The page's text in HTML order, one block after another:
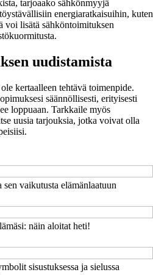
tarjoaako sähkönmyyjä
energiaratkaisuihin, kuten
voi lisätä sähköntoimituksen
uudistamista
kertaalleen tehtävä toimenpide.
säännöllisesti, erityisesti
loppuaan. Tarkkaile myös
uusia tarjouksia, jotka voivat olla
vaikutusta elämänlaatuun
näin aloitat heti!
sisustuksessa ja sielussa